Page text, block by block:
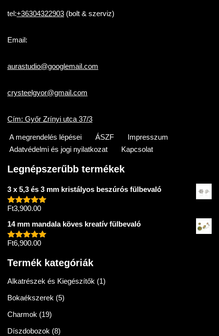
tel:+36304322903 (bolt & szerviz)
Email:
aurastudio@googlemail.com
crysteelgyor@gmail.com
Cím: Győr Zrínyi utca 37/3
A megrendelés lépései ÁSZF
Impresszum
Adatvédelmi és jogi nyilatkozat
Kapcsolat
Legnépszerűbb termékek
3 x 5,3 és 3 mm kristályos beszúrós fülbevaló
Értékelés:
Ft3,900.00
14 mm mandala köves kreatív fülbevaló
Értékelés:
Ft6,900.00
Termék kategóriák
Alkatrészek és Kiegészítők (1)
Bokaékszerek (5)
Charmok (19)
Díszdobozok (8)